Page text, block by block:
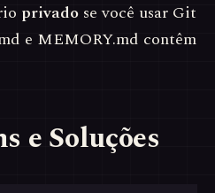
privado se você usar Git
e MEMORY.md contêm
e Soluções